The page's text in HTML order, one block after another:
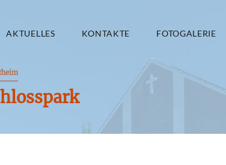
AKTUELLES KONTAKTE FOTOGALERIE